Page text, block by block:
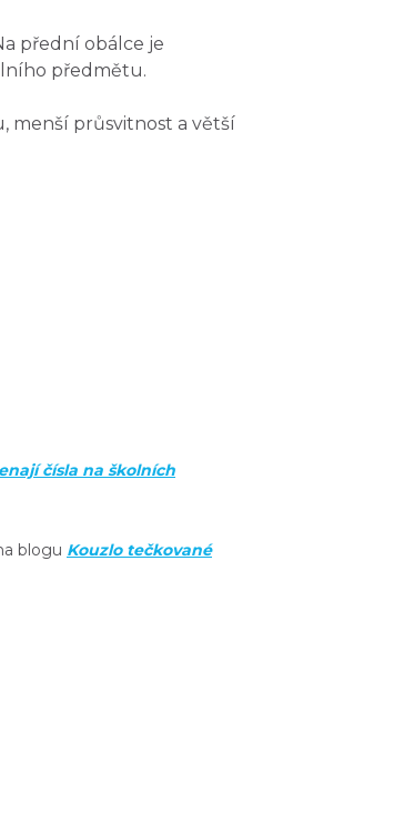
přední obálce je
předmětu.
menší průsvitnost a větší
čísla na školních
blogu Kouzlo tečkované